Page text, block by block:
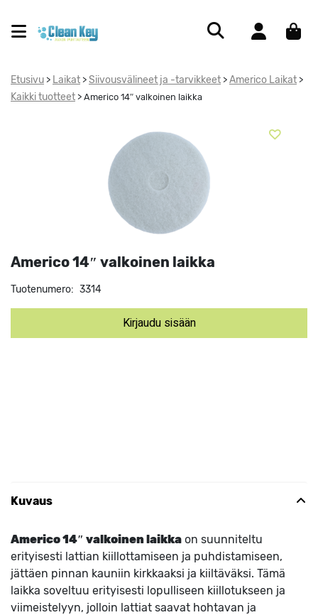
Etusivu > Laikat > Siivousvälineet ja -tarvikkeet > Americo Laikat >
Kaikki tuotteet > Americo 14″ valkoinen laikka
Americo 14″ valkoinen laikka
Tuotenumero: 3314
Kirjaudu sisään
Kuvaus
Americo 14″ valkoinen laikka on suunniteltu
erityisesti lattian kiillottamiseen ja puhdistamiseen,
jättäen pinnan kauniin kirkkaaksi ja kiiltäväksi. Tämä
laikka soveltuu erityisesti lopulliseen kiillotukseen ja
viimeistelyyn, jolloin lattiat saavat hohtavan ja